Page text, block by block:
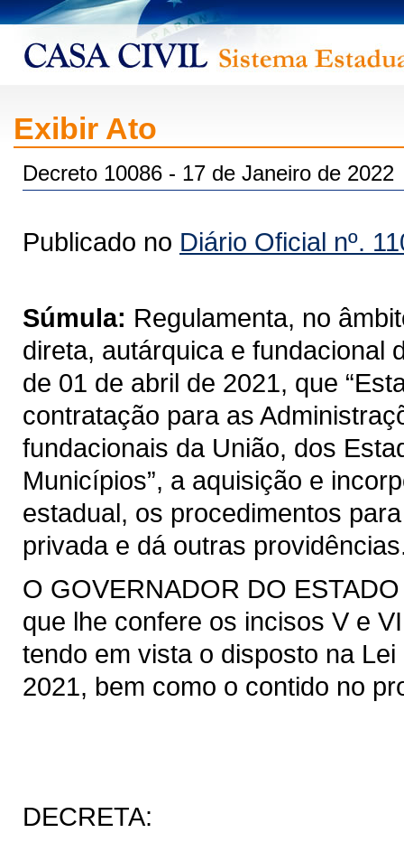
Exibir Ato
Decreto 10086 - 17 de Janeiro de 2022
Publicado no Diário Oficial nº.
Súmula: Regulamenta, no
direta, autárquica e fundacional
de 01 de abril de 2021, que
contratação para as
fundacionais da União, dos
Municípios”, a aquisição e
estadual, os procedimentos
privada e dá outras
O GOVERNADOR DO
que lhe confere os incisos V e
tendo em vista o disposto na
2021, bem como o contido no
DECRETA: